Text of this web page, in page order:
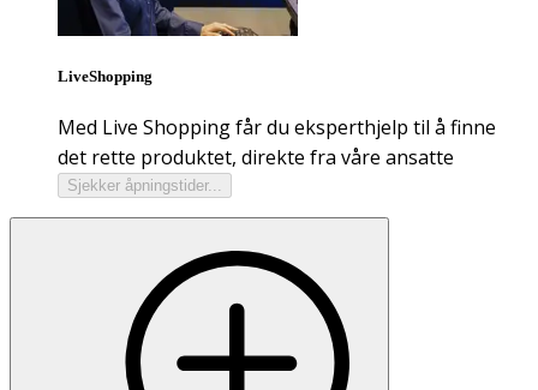
LiveShopping
Med Live Shopping får du eksperthjelp til å finne
det rette produktet, direkte fra våre ansatte
Sjekker åpningstider...